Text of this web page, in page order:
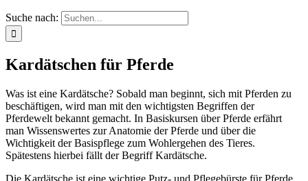
Suche nach:
Kardätschen für Pferde
Was ist eine Kardätsche? Sobald man beginnt, sich mit Pferden zu
beschäftigen, wird man mit den wichtigsten Begriffen der
Pferdewelt bekannt gemacht. In Basiskursen über Pferde erfährt
man Wissenswertes zur Anatomie der Pferde und über die
Wichtigkeit der Basispflege zum Wohlergehen des Tieres.
Spätestens hierbei fällt der Begriff Kardätsche.
Die Kardätsche ist eine wichtige Putz- und Pflegebürste für Pferde.